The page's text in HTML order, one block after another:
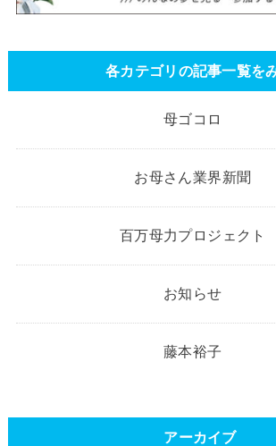
各カテゴリの記事一覧を
母ゴコロ
お母さん業界新聞
百万母力プロジェクト
お知らせ
藤本裕子
アーカイブ